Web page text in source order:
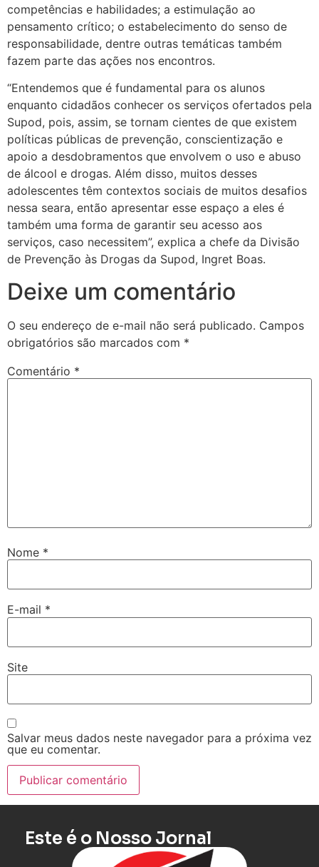
competências e habilidades; a estimulação ao
pensamento crítico; o estabelecimento do senso de
responsabilidade, dentre outras temáticas também
fazem parte das ações nos encontros.
“Entendemos que é fundamental para os alunos
enquanto cidadãos conhecer os serviços ofertados pela
Supod, pois, assim, se tornam cientes de que existem
políticas públicas de prevenção, conscientização e
apoio a desdobramentos que envolvem o uso e abuso
de álcool e drogas. Além disso, muitos desses
adolescentes têm contextos sociais de muitos desafios
nessa seara, então apresentar esse espaço a eles é
também uma forma de garantir seu acesso aos
serviços, caso necessitem”, explica a chefe da Divisão
de Prevenção às Drogas da Supod, Ingret Boas.
Deixe um comentário
O seu endereço de e-mail não será publicado. Campos
obrigatórios são marcados com *
Comentário *
Nome *
E-mail *
Site
Salvar meus dados neste navegador para a próxima vez
que eu comentar.
Este é o Nosso Jornal